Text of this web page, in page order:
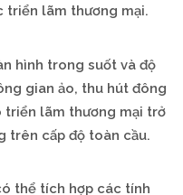
lãm thương mại.
hình trong suốt và độ
gian ảo, thu hút đông
triển lãm thương mại trở
trên cấp độ toàn cầu.
thể tích hợp các tính